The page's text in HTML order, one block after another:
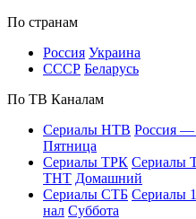
По стра­нам
Рос­сия Ук­раи­на
СССР Бе­ла­русь
По ТВ Ка­на­лам
Се­риа­лы НТВ Рос­сия —
Пят­ни­ца
Се­риа­лы ТРК Се­риа­лы
ТНТ До­маш­ний
Се­риа­лы СТБ Се­риа­лы
нал Суб­бо­та